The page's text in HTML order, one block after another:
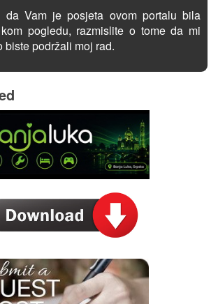
da Vam je posjeta ovom portalu bila
pogledu, razmislite o tome da mi
biste podržali moj rad.